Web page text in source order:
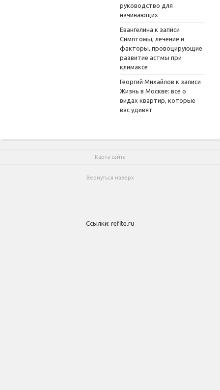
руководство для
начинающих
Евангелина к записи
Симптомы, лечение и
факторы, провоцирующие
развитие астмы при
климаксе
Георгий Михайлов к записи
Жизнь в Москве: все о
видах квартир, которые
вас удивят
Карта сайта
Вернуться наверх
Ссылки: refite.ru